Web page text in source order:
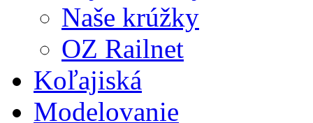
Naše krúžky
OZ Railnet
Koľajiská
Modelovanie